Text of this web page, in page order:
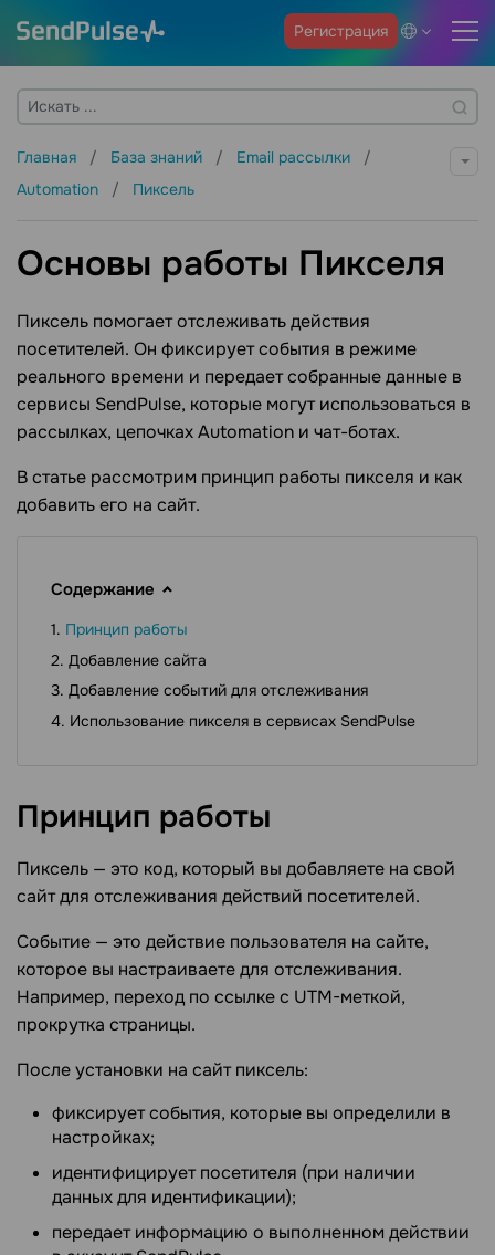
Регистрация
Главная База знаний
Email рассылки
Automation
Пиксель
Основы работы Пикселя
Пиксель помогает отслеживать действия
посетителей. Он фиксирует события в режиме
реального времени и передает собранные данные в
сервисы SendPulse, которые могут использоваться в
рассылках, цепочках Automation и чат-ботах.
В статье рассмотрим принцип работы пикселя и как
добавить его на сайт.
Содержание
Принцип работы
Добавление сайта
Добавление событий для отслеживания
Использование пикселя в сервисах SendPulse
Принцип работы
Пиксель — это код, который вы добавляете на свой
сайт для отслеживания действий посетителей.
Событие — это действие пользователя на сайте,
которое вы настраиваете для отслеживания.
Например, переход по ссылке с UTM-меткой,
прокрутка страницы.
После установки на сайт пиксель:
фиксирует события, которые вы определили в
настройках;
идентифицирует посетителя (при наличии
данных для идентификации);
передает информацию о выполненном действии